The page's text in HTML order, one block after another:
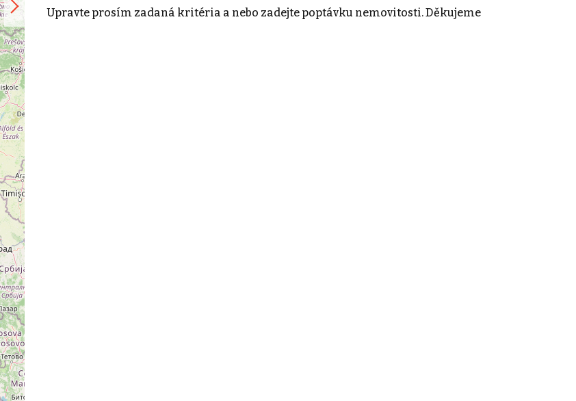
Upravte prosím zadaná kritéria a nebo zadejte poptávku nemovitosti. Děkujeme